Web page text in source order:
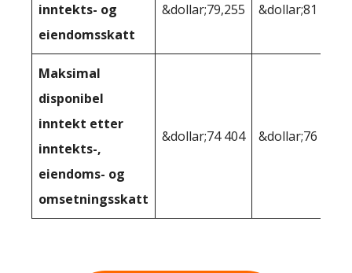
inntekts- og
eiendomsskatt
&dollar;79,255 &dollar;81 537
Maksimal
disponibel
inntekt etter
inntekts-,
eiendoms- og
omsetningsskatt
&dollar;74 404 &dollar;76 231